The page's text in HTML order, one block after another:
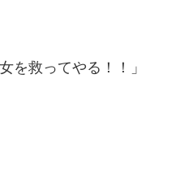
を救ってやる！！」